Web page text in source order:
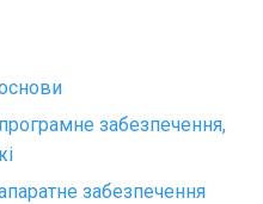
забезпечення,
забезпечення